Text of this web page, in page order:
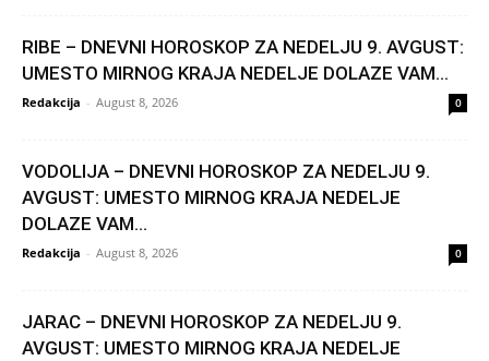
RIBE – DNEVNI HOROSKOP ZA NEDELJU 9. AVGUST:
UMESTO MIRNOG KRAJA NEDELJE DOLAZE VAM...
Redakcija - August 8, 2026 0
VODOLIJA – DNEVNI HOROSKOP ZA NEDELJU 9.
AVGUST: UMESTO MIRNOG KRAJA NEDELJE
DOLAZE VAM...
Redakcija - August 8, 2026 0
JARAC – DNEVNI HOROSKOP ZA NEDELJU 9.
AVGUST: UMESTO MIRNOG KRAJA NEDELJE